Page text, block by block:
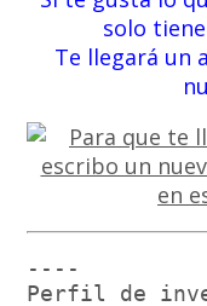
solo
Te llegará un
----
Perfil de